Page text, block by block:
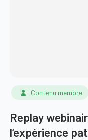
Contenu membre
Replay
l’expérience